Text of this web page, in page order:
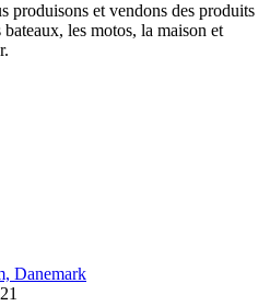
produisons et vendons des produits
les motos, la maison et
Danemark